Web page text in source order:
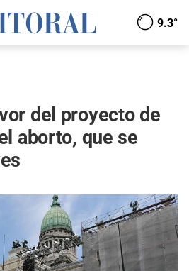
9.3°
del proyecto de
aborto, que se